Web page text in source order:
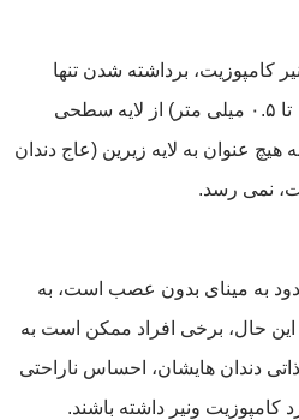
کامپوزیت، برداشته شدن تنها
کسری از میلی متر (حدود ۰.۲ تا ۰.۵ میلی متر) از لایه سطحی
عنوان به لایه زیرین (عاج دندان
نمی رسد.
به مینای بدون عصب است، به
حال، برخی افراد ممکن است به
دندان هایشان، احساس ناراحتی
کامپوزیت ونیر داشته باشند.